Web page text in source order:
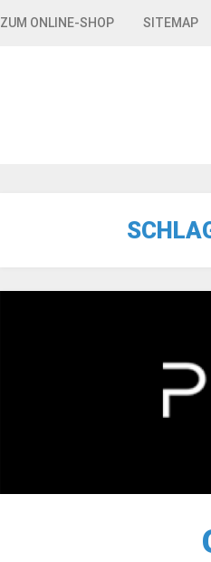
ZUM ONLINE-SHOP SITEMAP